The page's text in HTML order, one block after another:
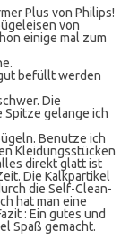
Plus von Philips!
von
einige mal zum
befüllt werden
Die
Spitze gelange ich
Benutze ich
Kleidungsstücken
direkt glatt ist
Die Kalkpartikel
die Self-Clean-
hat man eine
: Ein gutes und
Spaß gemacht.